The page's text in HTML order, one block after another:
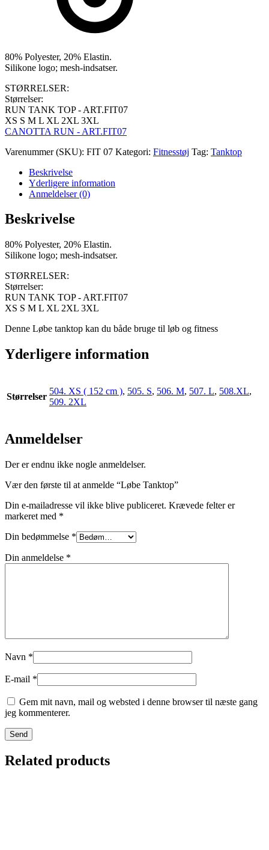
80% Polyester, 20% Elastin.
Silikone logo; mesh-indsatser.
STØRRELSER:
Størrelser:
RUN TANK TOP - ART.FIT07
XS S M L XL 2XL 3XL
CANOTTA RUN - ART.FIT07
Varenummer (SKU): FIT 07 Kategori: Fitnesstøj Tag: Tanktop
Beskrivelse
Yderligere information
Anmeldelser (0)
Beskrivelse
80% Polyester, 20% Elastin.
Silikone logo; mesh-indsatser.
STØRRELSER:
Størrelser:
RUN TANK TOP - ART.FIT07
XS S M L XL 2XL 3XL
Denne Løbe tanktop kan du både bruge til løb og fitness
Yderligere information
Størrelser
504. XS ( 152 cm ), 505. S, 506. M, 507. L, 508.XL,
509. 2XL
Anmeldelser
Der er endnu ikke nogle anmeldelser.
Vær den første til at anmelde “Løbe Tanktop”
Din e-mailadresse vil ikke blive publiceret. Krævede felter er
markeret med *
Din bedømmelse *
Din anmeldelse *
Navn *
E-mail *
Gem mit navn, mail og websted i denne browser til næste gang
jeg kommenterer.
Related products